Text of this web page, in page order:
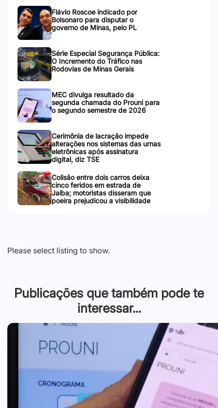
Flávio Roscoe indicado por
Bolsonaro para disputar o
governo de Minas, pelo PL
Série Especial Segurança Pública:
O Incremento do Tráfico nas
Rodovias de Minas Gerais
MEC divulga resultado da
segunda chamada do Prouni para
o segundo semestre de 2026
Cerimônia de lacração impede
alterações nos sistemas das urnas
eletrônicas após assinatura
digital, diz TSE
Colisão entre dois carros deixa
cinco feridos em estrada de
Jaíba; motoristas disseram que
poeira prejudicou a visibilidade
Please select listing to show.
Publicações que também pode te
interessar...